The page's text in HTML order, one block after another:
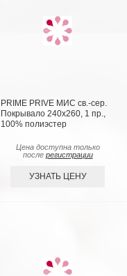
PRIME PRIVE МИС св.-сер.
Покрывало 240х260, 1 пр.,
100% полиэстер
Цена доступна только
после регистрации
УЗНАТЬ ЦЕНУ